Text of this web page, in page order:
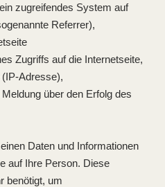
zugreifendes System auf
Referrer),
Zugriffs auf die Internetseite,
Adresse),
über den Erfolg des
Daten und Informationen
auf Ihre Person. Diese
benötigt, um